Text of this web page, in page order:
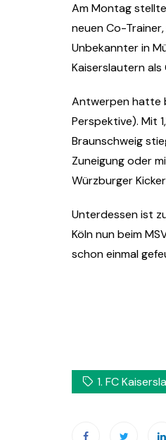
Am Montag
neuen Co-
Unbekannter in
Kaiserslautern
Antwerpen hatte
Perspektive). Mit
Braunschweig
Zuneigung oder
Würzburger
Unterdessen ist
Köln nun beim
schon einmal
1. FC